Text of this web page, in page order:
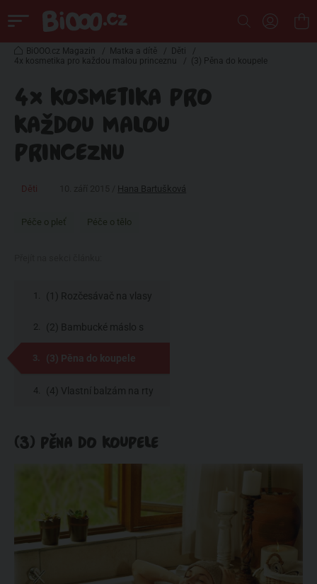
BiOOO.cz Magazin / Matka a dítě / Děti
/
4x kosmetika pro každou malou princeznu
/ (3) Pěna do koupele
4X KOSMETIKA PRO
KAŽDOU MALOU
PRINCEZNU
Děti Hana Bartušková
Péče o pleť Péče o tělo
(1) Rozčesávač na vlasy
(2) Bambucké máslo s
kočičkou
(3) Pěna do koupele
(4) Vlastní balzám na rty
(3) PĚNA DO KOUPELE